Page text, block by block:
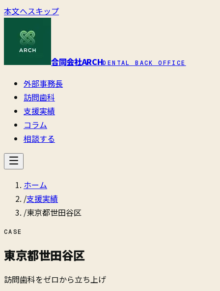
本文へスキップ
合同会社ARCHDENTAL BACK OFFICE
外部事務長
訪問歯科
支援実績
コラム
相談する
ホーム
/支援実績
/東京都世田谷区
CASE
東京都世田谷区
訪問歯科をゼロから立ち上げ